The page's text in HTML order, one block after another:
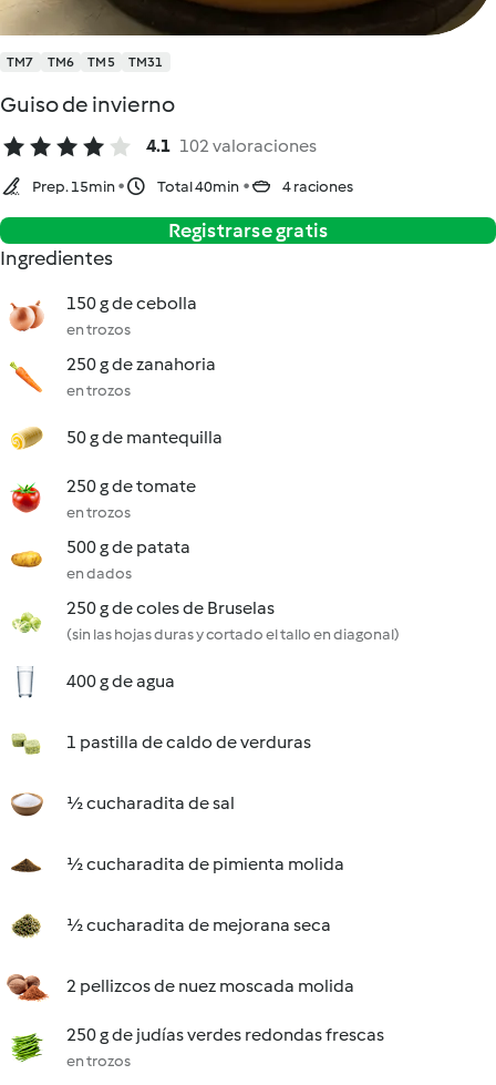
TM7 TM6 TM5 TM31
Guiso de invierno
4.1 102 valoraciones
Prep. 15min Total 40min 4 raciones
Registrarse gratis
Ingredientes
150 g de cebolla
en trozos
250 g de zanahoria
en trozos
50 g de mantequilla
250 g de tomate
en trozos
500 g de patata
en dados
250 g de coles de Bruselas
(sin las hojas duras y cortado el tallo en diagonal)
400 g de agua
1 pastilla de caldo de verduras
½ cucharadita de sal
½ cucharadita de pimienta molida
½ cucharadita de mejorana seca
2 pellizcos de nuez moscada molida
250 g de judías verdes redondas frescas
en trozos